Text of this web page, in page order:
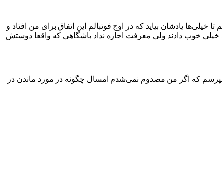
یادشان بیاید که در اوج فوتبالم این اتفاق برای من افتاد و
خیلی خوب دادند ولی معرفت اجازه نداد باشگاهی که واقعا دوستش
بپرسم که اگر من مصدوم نمی‌شدم امسال چگونه در مورد ماندن در